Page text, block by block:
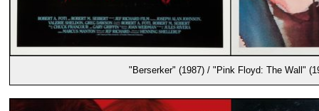
"Berserker" (1987) / "Pink Floyd: The Wall"